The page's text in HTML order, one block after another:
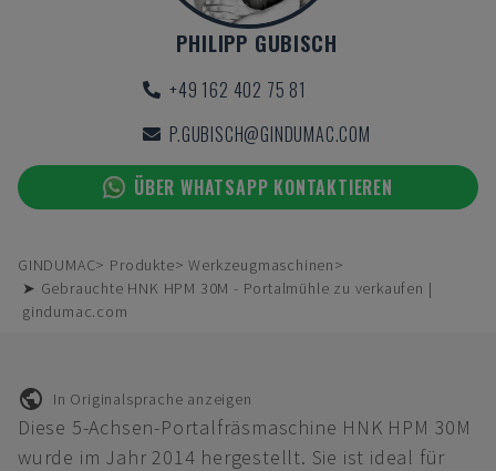
PHILIPP GUBISCH
+49 162 402 75 81
P.GUBISCH@GINDUMAC.COM
ÜBER WHATSAPP KONTAKTIEREN
GINDUMAC Produkte
Werkzeugmaschinen
➤ Gebrauchte HNK HPM 30M - Portalmühle zu verkaufen |
gindumac.com
In Originalsprache anzeigen
Diese 5-Achsen-Portalfräsmaschine HNK HPM 30M
wurde im Jahr 2014 hergestellt. Sie ist ideal für